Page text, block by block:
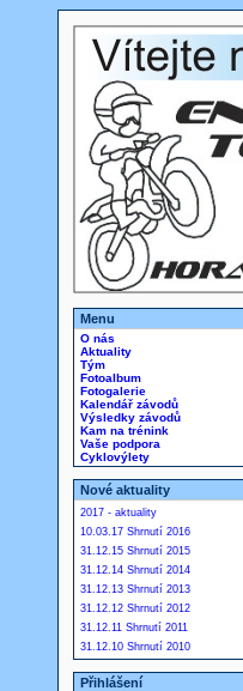
Menu
O nás
Aktuality
Tým
Fotoalbum
Fotogalerie
Kalendář závodů
Výsledky závodů
Kam na trénink
Vaše podpora
Cyklovýlety
Nové aktuality
2017 - aktuality
10.03.17 Shrnutí 2016
31.12.15 Shrnutí 2015
31.12.14 Shrnutí 2014
31.12.13 Shrnutí 2013
31.12.12 Shrnutí 2012
31.12.11 Shrnutí 2011
31.12.10 Shrnutí 2010
Přihlášení